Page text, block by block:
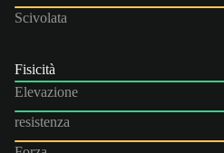
Scivolata
Fisicità
Elevazione
resistenza